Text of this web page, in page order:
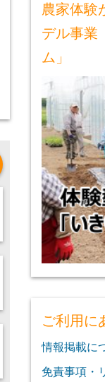
農家体験
デル事業
ム」
ご利用に
情報掲載に
免責事項・